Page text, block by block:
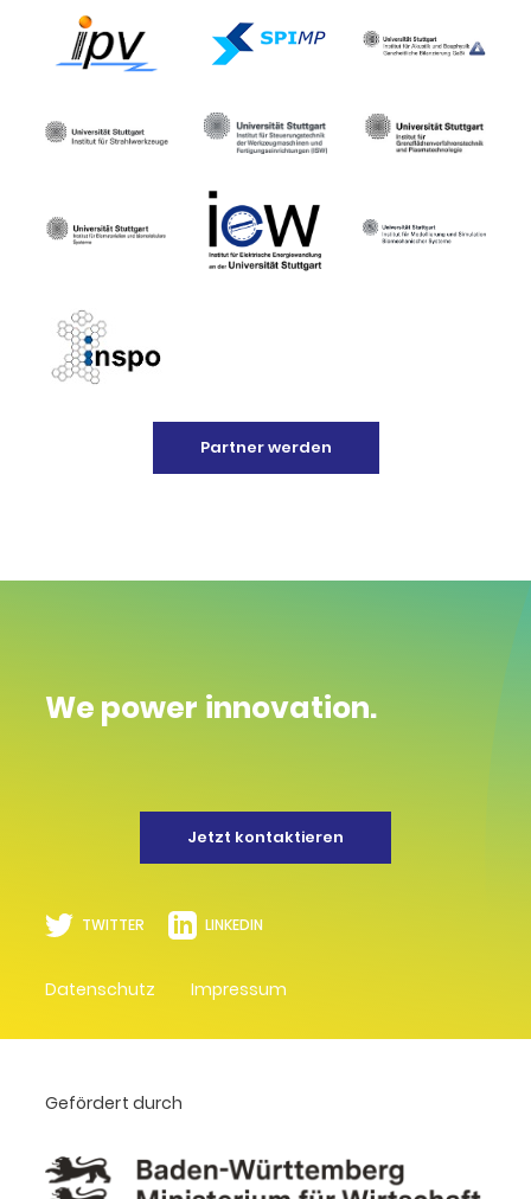
Partner werden
We power innovation.
Jetzt kontaktieren
TWITTER LINKEDIN
Datenschutz Impressum
Gefördert durch